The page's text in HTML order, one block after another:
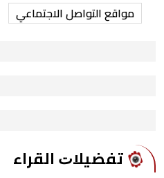
مواقع التواصل الاجتماعي
ﺗﻔﻀﻴﻼﺕ اﻟﻘﺮاء